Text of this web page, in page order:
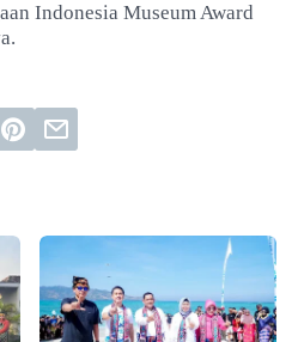
Indonesia Museum Award